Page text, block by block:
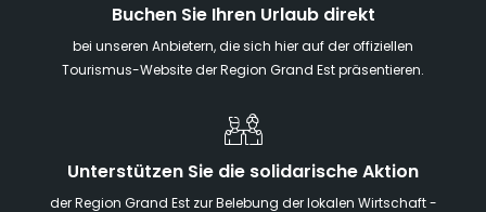
Buchen Sie Ihren Urlaub direkt
bei unseren Anbietern, die sich hier auf der offiziellen
Tourismus-Website der Region Grand Est präsentieren.
Unterstützen Sie die solidarische Aktion
der Region Grand Est zur Belebung der lokalen Wirtschaft -